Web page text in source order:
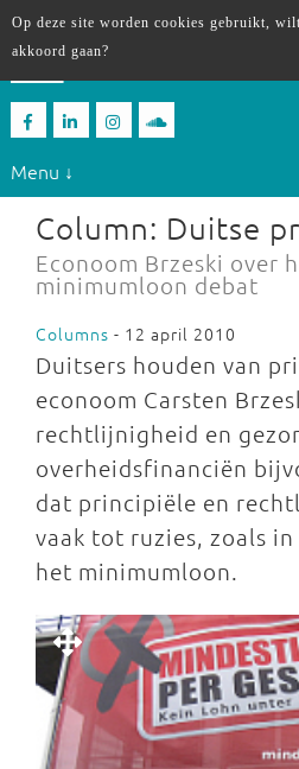
Menu ↓
Column: Duitse
Econoom Brzeski over
minimumloon debat
Columns - 12 april 2010
Duitsers houden van
econoom Carsten
rechtlijnigheid en
overheidsfinanciën
dat principiële en
vaak tot ruzies, zoals
het minimumloon.
Op deze site worden cookies gebruikt,
akkoord gaan?